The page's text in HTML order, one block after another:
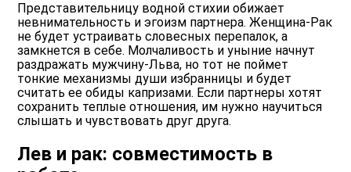
Представительницу водной стихии обижает
невнимательность и эгоизм партнера. Женщина-Рак
не будет устраивать словесных перепалок, а
замкнется в себе. Молчаливость и уныние начнут
раздражать мужчину-Льва, но тот не поймет
тонкие механизмы души избранницы и будет
считать ее обиды капризами. Если партнеры хотят
сохранить теплые отношения, им нужно научиться
слышать и чувствовать друг друга.
Лев и рак: совместимость в